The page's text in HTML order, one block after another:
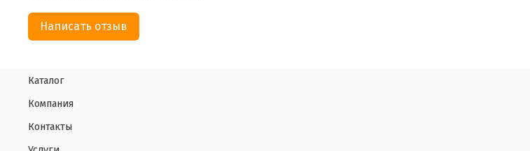
Написать отзыв
Каталог
Компания
Контакты